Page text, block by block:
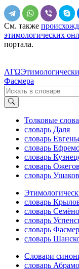
См. также
этимологических
портала.
ΛΓΩ
Фасмера
Толковые
словарь Даля
словарь
словарь
словарь
словарь
словарь
словарь
словарь
словарь
словарь
словарь
Словари
словарь